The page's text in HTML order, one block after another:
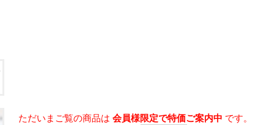
ただいまご覧の商品は 会員様限定で特価ご案内中 です。